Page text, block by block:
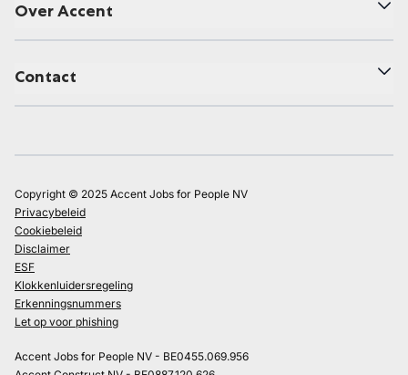
Over Accent
Contact
Copyright © 2025 Accent Jobs for People NV
Privacybeleid
Cookiebeleid
Disclaimer
ESF
Klokkenluidersregeling
Erkenningsnummers
Let op voor phishing
Accent Jobs for People NV - BE0455.069.956